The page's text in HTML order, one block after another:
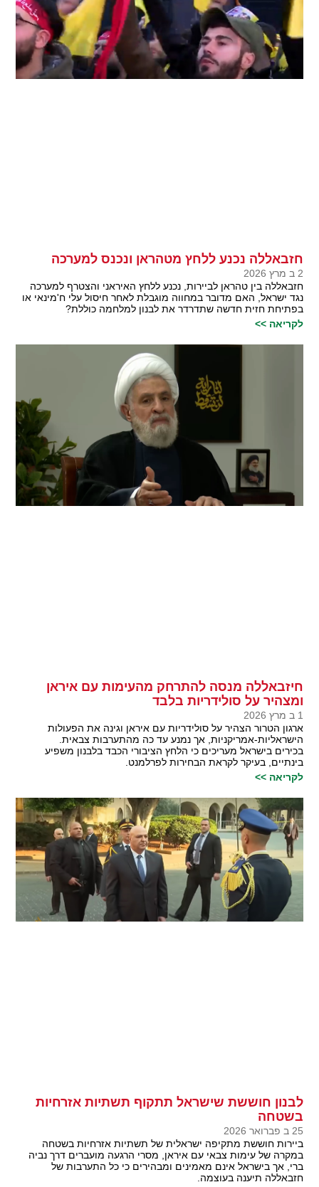
חזבאללה נכנע ללחץ מטהראן ונכנס למערכה
2 ב מרץ 2026
חזבאללה בין טהראן לביירות, נכנע ללחץ האיראני והצטרף למערכה
נגד ישראל, האם מדובר במחווה מוגבלת לאחר חיסול עלי ח'מינאי או
בפתיחת חזית חדשה שתדרדר את לבנון למלחמה כוללת?
לקריאה >>
חיזבאללה מנסה להתרחק מהעימות עם איראן
ומצהיר על סולידריות בלבד
1 ב מרץ 2026
ארגון הטרור הצהיר על סולידריות עם איראן וגינה את הפעולות
הישראליות-אמריקניות, אך נמנע עד כה מהתערבות צבאית.
בכירים בישראל מעריכים כי הלחץ הציבורי הכבד בלבנון משפיע
בינתיים, בעיקר לקראת הבחירות לפרלמנט.
לקריאה >>
לבנון חוששת שישראל תתקוף תשתיות אזרחיות
בשטחה
25 ב פברואר 2026
ביירות חוששת מתקיפה ישראלית של תשתיות אזרחיות בשטחה
במקרה של עימות צבאי עם איראן, מסרי הרגעה מועברים דרך נביה
ברי, אך בישראל אינם מאמינים ומבהירים כי כל התערבות של
חזבאללה תיענה בעוצמה.